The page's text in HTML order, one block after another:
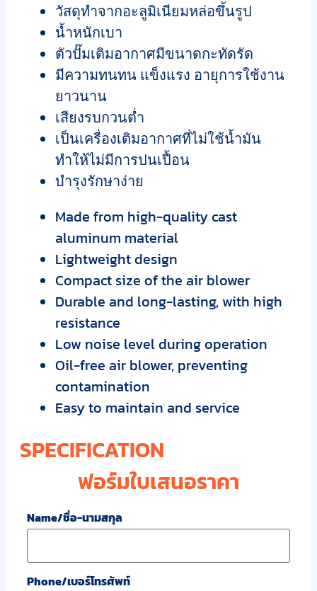
วัสดุทำจากอะลูมิเนียมหล่อขึ้นรูป
น้ำหนักเบา
ตัวปั๊มเติมอากาศมีขนาดกะทัดรัด
มีความทนทน แข็งแรง อายุการใช้งาน
ยาวนาน
เสียงรบกวนต่ำ
เป็นเครื่องเติมอากาศที่ไม่ใช้น้ำมัน
ทำให้ไม่มีการปนเปื้อน
บำรุงรักษาง่าย
Made from high-quality cast
aluminum material
Lightweight design
Compact size of the air blower
Durable and long-lasting, with high
resistance
Low noise level during operation
Oil-free air blower, preventing
contamination
Easy to maintain and service
SPECIFICATION
ฟอร์มใบเสนอราคา
Name/ชื่อ-นามสกุล
Phone/เบอร์โทรศัพท์